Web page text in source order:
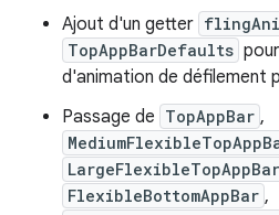
Ajout d'un getter
TopAppBarDefaults
d'animation de défilement
Passage de TopAppBar ,
LargeFlexibleTopAppBar
FlexibleBottomAppBar ,